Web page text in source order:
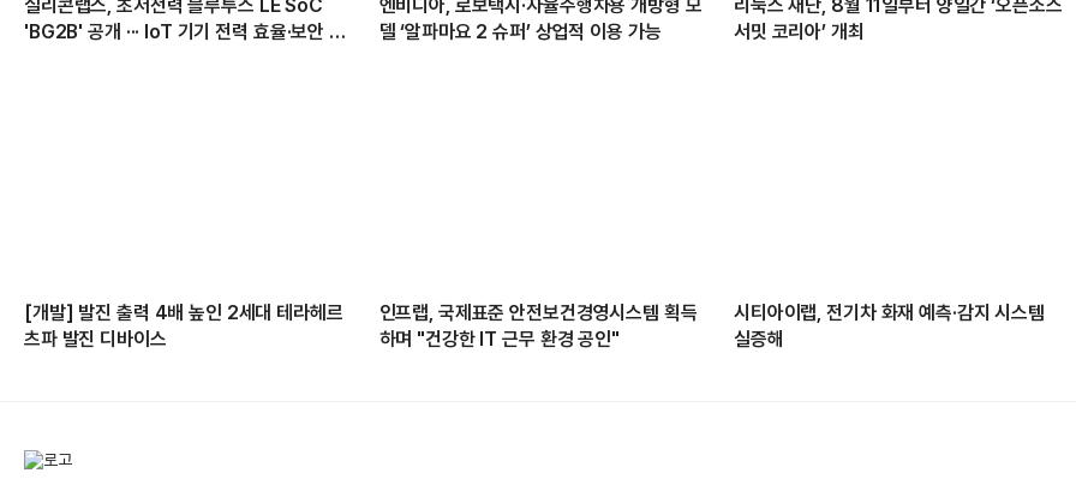
실리콘랩스, 초저전력 블루투스 LE SoC
'BG2B' 공개 ··· IoT 기기 전력 효율·보안 강
엔비디아, 로보택시·자율주행차용 개방형 모
델 ‘알파마요 2 슈퍼’ 상업적 이용 가능
리눅스 재단, 8월 11일부터 양일간 ‘오픈소스
서밋 코리아’ 개최
[개발] 발진 출력 4배 높인 2세대 테라헤르
츠파 발진 디바이스
인프랩, 국제표준 안전보건경영시스템 획득
하며 "건강한 IT 근무 환경 공인"
시티아이랩, 전기차 화재 예측·감지 시스템
실증해